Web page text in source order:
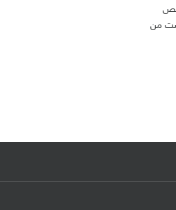
من